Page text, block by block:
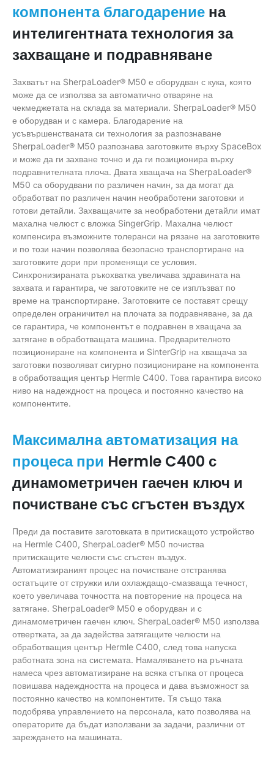
компонента благодарение на
интелигентната технология за
захващане и подравняване
Захватът на SherpaLoader® M50 е оборудван с кука, която
може да се използва за автоматично отваряне на
чекмеджетата на склада за материали. SherpaLoader® M50
е оборудван и с камера. Благодарение на
усъвършенстваната си технология за разпознаване
SherpaLoader® M50 разпознава заготовките върху SpaceBox
и може да ги захване точно и да ги позиционира върху
подравнителната плоча. Двата хващача на SherpaLoader®
M50 са оборудвани по различен начин, за да могат да
обработват по различен начин необработени заготовки и
готови детайли. Захващачите за необработени детайли имат
махална челюст с вложка SingerGrip. Махална челюст
компенсира възможните толеранси на рязане на заготовките
и по този начин позволява безопасно транспортиране на
заготовките дори при променящи се условия.
Синхронизираната ръкохватка увеличава здравината на
захвата и гарантира, че заготовките не се изплъзват по
време на транспортиране. Заготовките се поставят срещу
определен ограничител на плочата за подравняване, за да
се гарантира, че компонентът е подравнен в хващача за
затягане в обработващата машина. Предварителното
позициониране на компонента и SinterGrip на хващача за
заготовки позволяват сигурно позициониране на компонента
в обработващия център Hermle C400. Това гарантира високо
ниво на надеждност на процеса и постоянно качество на
компонентите.
Максимална автоматизация на
процеса при Hermle C400 с
динамометричен гаечен ключ и
почистване със сгъстен въздух
Преди да поставите заготовката в притискащото устройство
на Hermle C400, SherpaLoader® M50 почиства
притискащите челюсти със сгъстен въздух.
Автоматизираният процес на почистване отстранява
остатъците от стружки или охлаждащо-смазваща течност,
което увеличава точността на повторение на процеса на
затягане. SherpaLoader® M50 е оборудван и с
динамометричен гаечен ключ. SherpaLoader® M50 използва
отвертката, за да задейства затягащите челюсти на
обработващия център Hermle C400, след това напуска
работната зона на системата. Намаляването на ръчната
намеса чрез автоматизиране на всяка стъпка от процеса
повишава надеждността на процеса и дава възможност за
постоянно качество на компонентите. Тя също така
подобрява управлението на персонала, като позволява на
операторите да бъдат използвани за задачи, различни от
зареждането на машината.